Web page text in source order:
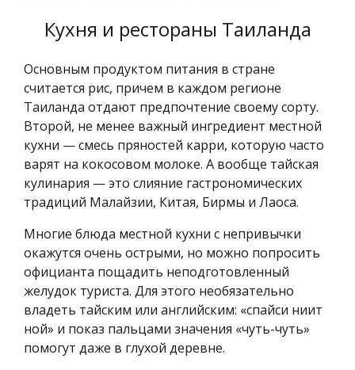
Кухня и рестораны Таиланда
Основным продуктом питания в стране
считается рис, причем в каждом регионе
Таиланда отдают предпочтение своему сорту.
Второй, не менее важный ингредиент местной
кухни — смесь пряностей карри, которую часто
варят на кокосовом молоке. А вообще тайская
кулинария — это слияние гастрономических
традиций Малайзии, Китая, Бирмы и Лаоса.
Многие блюда местной кухни с непривычки
окажутся очень острыми, но можно попросить
официанта пощадить неподготовленный
желудок туриста. Для этого необязательно
владеть тайским или английским: «спайси ниит
ной» и показ пальцами значения «чуть-чуть»
помогут даже в глухой деревне.